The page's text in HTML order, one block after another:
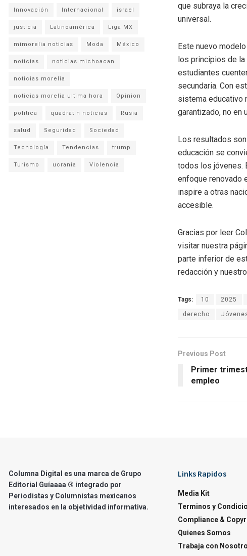
que subraya la
universal.
Este nuevo
los principios de la
estudiantes
secundaria. Con
sistema educativo
garantizado, no en
Los resultados
educación se
todos los jóvenes.
enfoque renovado
inspire a otras
accesible.
Gracias por leer
visitar nuestra
parte inferior de
redacción y
Tags: 10 2025
derecho
Previous Post
Primer
empleo
Innovación Internacional israel
justicia Latinoamérica Liga MX
mimorelia noticias Moda México
noticias noticias michoacan
noticias morelia
noticias morelia ultima hora Opinion
politica quadratin noticias Rusia
salud Seguridad Sociedad
Tecnología Tendencias trump
Turismo ucrania Violencia
Columna Digital es una marca de Grupo
Editorial Guíaaaa ® integrado por
Periodistas y Columnistas mexicanos
interesados en la objetividad informativa.
Links Rapidos
Media Kit
Terminos y
Compliance &
Quienes Somos
Trabaja con